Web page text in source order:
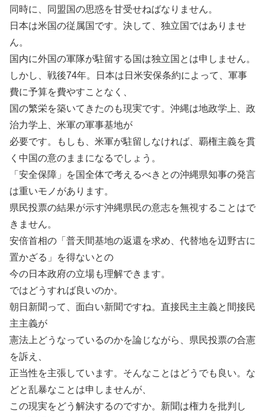
同時に、同盟国の思惑を甘受せねばなりません。
日本は米国の従属国です。決して、独立国ではありませ
ん。
国内に外国の軍隊が駐留する国は独立国とは申しません。
しかし、戦後74年。日本は日米安保条約によって、軍事
費に予算を費やすことなく、
国の繁栄を築いてきたのも現実です。沖縄は地政学上、政
治力学上、米軍の軍事基地が
必要です。もしも、米軍が駐留しなければ、覇権主義を貫
く中国の意のままになるでしょう。
「安全保障」を国全体で考えるべきとの沖縄県知事の発言
は重いモノがあります。
県民投票の結果が示す沖縄県民の意志を無視することはで
きません。
安倍首相の「普天間基地の返還を求め、代替地を辺野古に
置かざる」を得ないとの
今の日本政府の立場も理解できます。
ではどうすれば良いのか。
朝日新聞って、面白い新聞ですね。直接民主主義と間接民
主主義が
憲法上どうなっているのかを論じながら、県民投票の合憲
を訴え、
正当性を主張しています。そんなことはどうでも良い。な
どと乱暴なことは申しませんが、
この現実をどう解決するのですか。新聞は権力を批判し